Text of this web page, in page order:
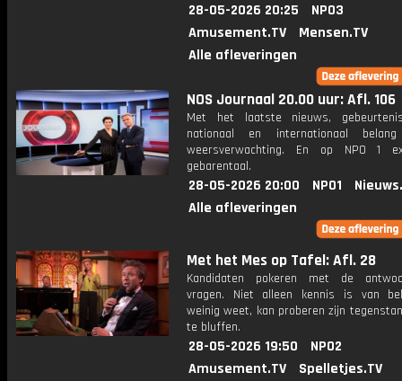
28-05-2026 20:25
NPO3
Amusement.TV
Mensen.TV
Alle afleveringen
NOS Journaal 20.00 uur: Afl. 106
Met het laatste nieuws,
nationaal en internationaal
weersverwachting. En op NPO 1
gebarentaal.
28-05-2026 20:00 NPO1
Alle afleveringen
Met het Mes op Tafel: Afl. 28
Kandidaten pokeren met de
vragen. Niet alleen kennis is van
weinig weet, kan proberen zijn
te bluffen.
28-05-2026 19:50
NPO2
Amusement.TV
Spelletjes.TV